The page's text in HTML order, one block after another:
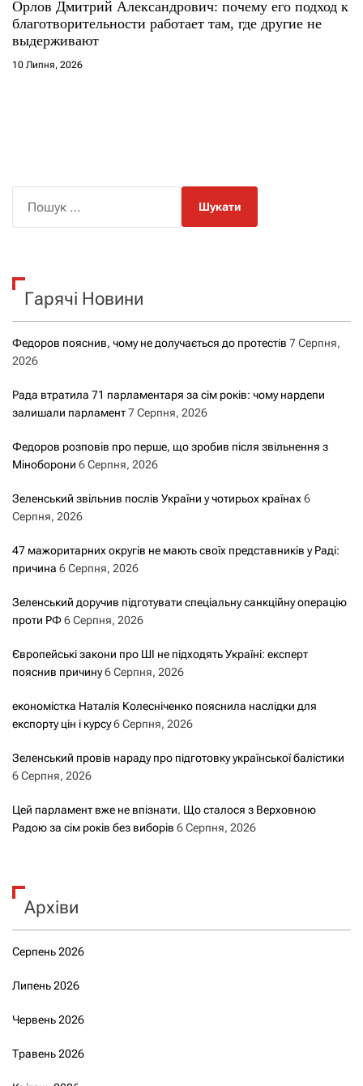
Орлов Дмитрий Александрович: почему его подход к
благотворительности работает там, где другие не
выдерживают
10 Липня, 2026
к
Гарячі Новини
Федоров пояснив, чому не долучається до протестів 7 Серпня,
2026
Рада втратила 71 парламентаря за сім років: чому нардепи
залишали парламент7 Серпня, 2026
Федоров розповів про перше, що зробив після звільнення з
Міноборони 6 Серпня, 2026
Зеленський звільнив послів України у чотирьох країнах 6
Серпня, 2026
47 мажоритарних округів не мають своїх представників у Раді:
причина 6 Серпня, 2026
Зеленський доручив підготувати спеціальну санкційну операцію
проти РФ6 Серпня, 2026
Європейські закони про ШІ не підходять Україні: експерт
пояснив причину6 Серпня, 2026
економістка Наталія Колесніченко пояснила наслідки для
експорту цін і курсу6 Серпня, 2026
Зеленський провів нараду про підготовку української балістики
6 Серпня, 2026
Цей парламент вже не впізнати. Що сталося з Верховною
Радою за сім років без виборів 6 Серпня, 2026
Архіви
Серпень 2026
Липень 2026
Червень 2026
Травень 2026